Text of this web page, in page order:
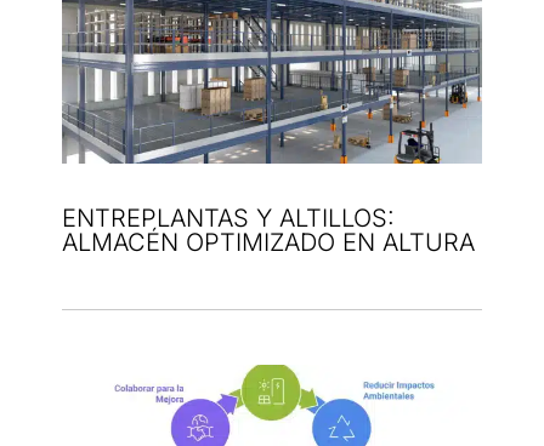
ENTREPLANTAS Y ALTILLOS:
ALMACÉN OPTIMIZADO EN ALTURA